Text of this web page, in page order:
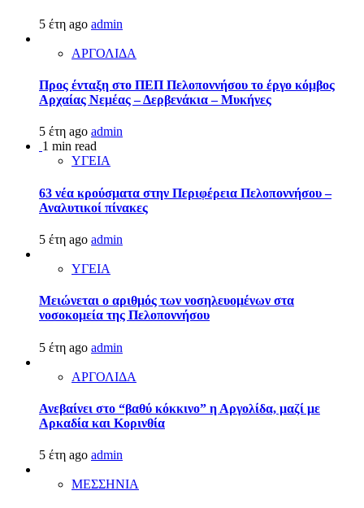
5 έτη ago admin
ΑΡΓΟΛΙΔΑ
Προς ένταξη στο ΠΕΠ Πελοποννήσου το έργο κόμβος
Αρχαίας Νεμέας – Δερβενάκια – Μυκήνες
5 έτη ago admin
1 min read
ΥΓΕΙΑ
63 νέα κρούσματα στην Περιφέρεια Πελοποννήσου –
Αναλυτικοί πίνακες
5 έτη ago admin
ΥΓΕΙΑ
Μειώνεται ο αριθμός των νοσηλευομένων στα
νοσοκομεία της Πελοποννήσου
5 έτη ago admin
ΑΡΓΟΛΙΔΑ
Ανεβαίνει στο “βαθύ κόκκινο” η Αργολίδα, μαζί με
Αρκαδία και Κορινθία
5 έτη ago admin
ΜΕΣΣΗΝΙΑ